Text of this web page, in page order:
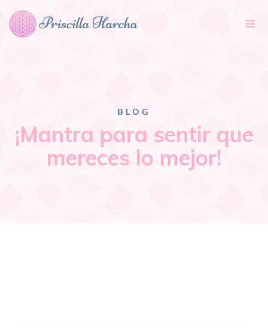
BLOG
¡Mantra para sentir que
mereces lo mejor!